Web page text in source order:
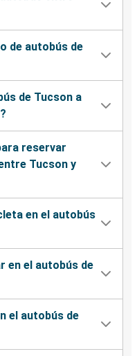
de autobús de
de Tucson a
reservar
Tucson y
en el autobús
en el autobús de
el autobús de